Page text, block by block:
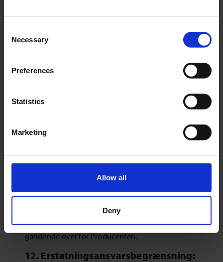
Selection
Necessary
Preferences
Statistics
Marketing
Allow all
Deny
ikke er kontraktmæssigt eller er mangelfuldt, som
Producenten. I andre tilfælde skal reklamation ske
senest 14 dage herefter. Det samme gør sig
For så vidt angår mangler, som køber eller købers
over for sælger i indtil 1 år efter varens
modtagelse under forudsætning af, at køber
konstateret manglen eller være blevet gjort
opmærksom på manglen af sin køber. I modsat
fald fortaber køber retten til at gøre manglen
gældende over for Producenten.
12. Erstatningsansvarsbegrænsning: